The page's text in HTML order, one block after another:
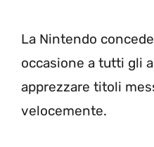
La Nintendo
occasione a tutti gli
apprezzare titoli
velocemente.